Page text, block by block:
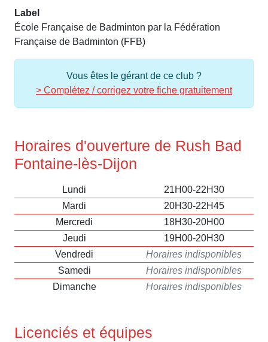
Label
École Française de Badminton par la Fédération
Française de Badminton (FFB)
Vous êtes le gérant de ce club ?
> Complétez / corrigez votre fiche gratuitement
Horaires d'ouverture de Rush Bad
Fontaine-lès-Dijon
Lundi
21H00-22H30
Mardi
20H30-22H45
Mercredi
18H30-20H00
Jeudi
19H00-20H30
Vendredi
Horaires indisponibles
Samedi
Horaires indisponibles
Dimanche
Horaires indisponibles
Licenciés et équipes